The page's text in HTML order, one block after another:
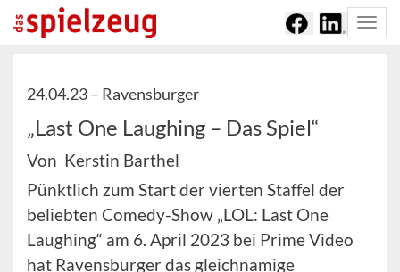
24.04.23 – Ravensburger
„Last One Laughing – Das Spiel“
Von Kerstin Barthel
Pünktlich zum Start der vierten Staffel der
beliebten Comedy-Show „LOL: Last One
Laughing“ am 6. April 2023 bei Prime Video
hat Ravensburger das gleichnamige